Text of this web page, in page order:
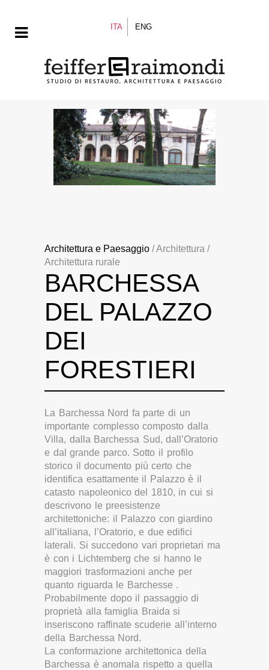
ITA ENG
Architettura e Paesaggio / Architettura /
Architettura rurale
BARCHESSA
DEL PALAZZO
DEI
FORESTIERI
La Barchessa Nord fa parte di un
importante complesso composto dalla
Villa, dalla Barchessa Sud, dall’Oratorio
e dal grande parco. Sotto il profilo
storico il documento più certo che
identifica esattamente il Palazzo è il
catasto napoleonico del 1810, in cui si
descrivono le preesistenze
architettoniche: il Palazzo con giardino
all’italiana, l’Oratorio, e due edifici
laterali. Si succedono vari proprietari ma
è con i Lichtemberg che si hanno le
maggiori trasformazioni anche per
quanto riguarda le Barchesse .
Probabilmente dopo il passaggio di
proprietà alla famiglia Braida si
inseriscono raffinate scuderie all’interno
della Barchessa Nord.
La conformazione architettonica della
Barchessa è anomala rispetto a quella